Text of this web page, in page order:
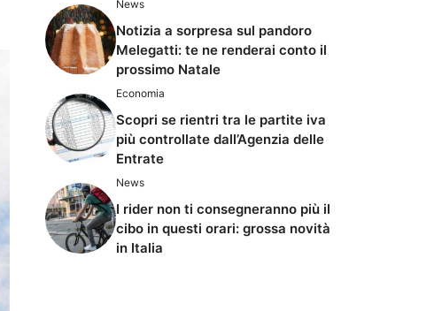
News
Notizia a sorpresa sul pandoro
Melegatti: te ne renderai conto il
prossimo Natale
Economia
Scopri se rientri tra le partite iva
più controllate dall’Agenzia delle
Entrate
News
I rider non ti consegneranno più il
cibo in questi orari: grossa novità
in Italia